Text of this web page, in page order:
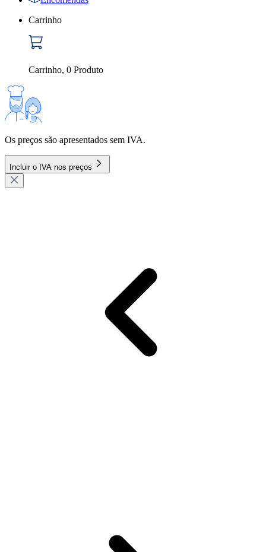
Carrinho
Carrinho, 0 Produto
Os preços são apresentados sem IVA.
Incluir o IVA nos preços